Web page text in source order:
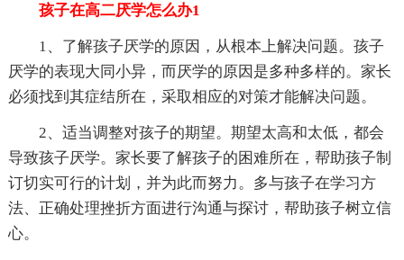
孩子在高二厌学怎么办1
1、了解孩子厌学的原因，从根本上解决问题。孩子
厌学的表现大同小异，而厌学的原因是多种多样的。家长
必须找到其症结所在，采取相应的对策才能解决问题。
2、适当调整对孩子的期望。期望太高和太低，都会
导致孩子厌学。家长要了解孩子的困难所在，帮助孩子制
订切实可行的计划，并为此而努力。多与孩子在学习方
法、正确处理挫折方面进行沟通与探讨，帮助孩子树立信
心。